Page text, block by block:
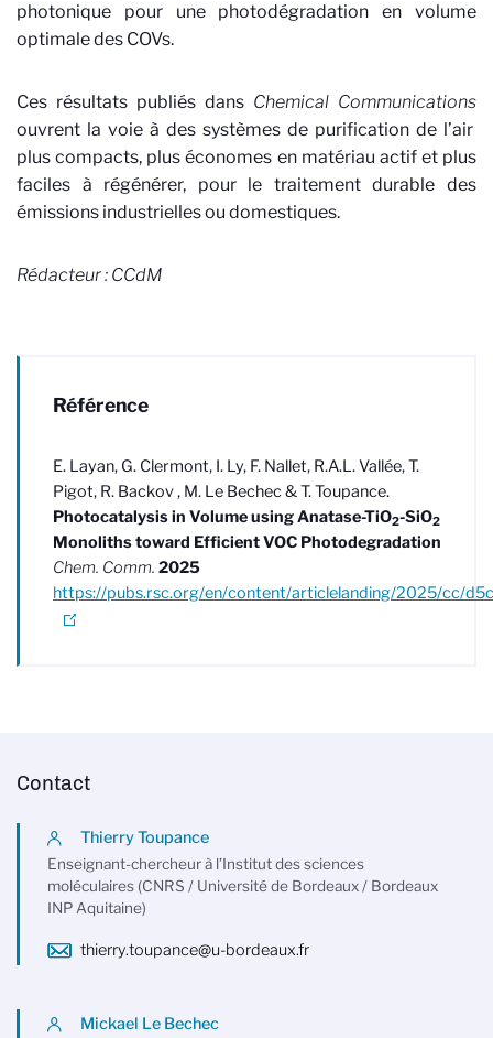
photonique pour une photodégradation en volume
optimale des COVs.
Ces résultats publiés dans Chemical Communications
ouvrent la voie à des systèmes de purification de l’air
plus compacts, plus économes en matériau actif et plus
faciles à régénérer, pour le traitement durable des
émissions industrielles ou domestiques.
Rédacteur : CCdM
Référence
E. Layan, G. Clermont, I. Ly, F. Nallet, R.A.L. Vallée, T.
Pigot, R. Backov , M. Le Bechec & T. Toupance.
Photocatalysis in Volume using Anatase-TiO2-SiO2
Monoliths toward Efficient VOC Photodegradation
Chem. Comm. 2025
https://pubs.rsc.org/en/content/articlelanding/2025/cc/
Contact
Thierry Toupance
Enseignant-chercheur à l’Institut des sciences
moléculaires (CNRS / Université de Bordeaux / Bordeaux
INP Aquitaine)
thierry.toupance@u-bordeaux.fr
Mickael Le Bechec